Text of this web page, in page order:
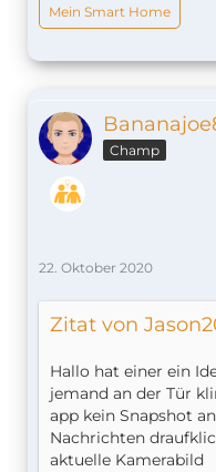
Mein Smart Home
Champ
22. Oktober 2020
Zitat von
Hallo hat einer ein
jemand an der Tür
app kein Snapshot
Nachrichten
aktuelle Kamerabild